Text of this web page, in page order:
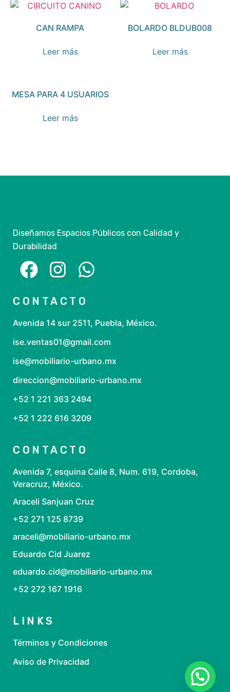
CAN RAMPA
Leer más
BOLARDO BLDUB008
Leer más
MESA PARA 4 USUARIOS
Leer más
Diseñamos Espacios Públicos con Calidad y
Durabilidad
CONTACTO
Avenida 14 sur 2511, Puebla, México.
ise.ventas01@gmail.com
ise@mobiliario-urbano.mx
direccion@mobiliario-urbano.mx
+52 1 221 363 2494
+52 1 222 616 3209
CONTACTO
Avenida 7, esquina Calle 8, Num. 619, Cordoba,
Veracruz, México.
Araceli Sanjuan Cruz
+52 271 125 8739
araceli@mobiliario-urbano.mx
Eduardo Cid Juarez
eduardo.cid@mobiliario-urbano.mx
+52 272 167 1916
LINKS
Términos y Condiciones
Aviso de Privacidad